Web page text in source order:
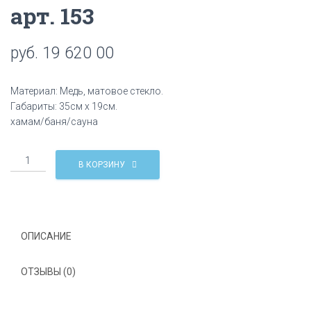
арт. 153
руб. 19 620 00
Материал: Медь, матовое стекло.
Габариты: 35см х 19см.
хамам/баня/сауна
Количество
Светильник
153
В КОРЗИНУ
ОПИСАНИЕ
ОТЗЫВЫ (0)